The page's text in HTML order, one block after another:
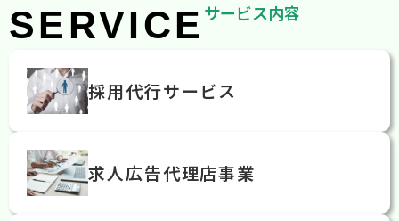
SERVICE サービス内容
採用代行サービス
求人広告代理店事業